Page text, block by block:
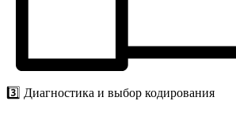
3️⃣ Диагностика и выбор кодирования